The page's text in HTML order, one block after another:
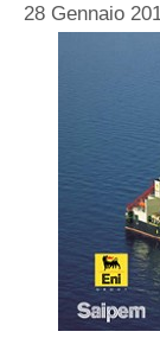
28 Gennaio